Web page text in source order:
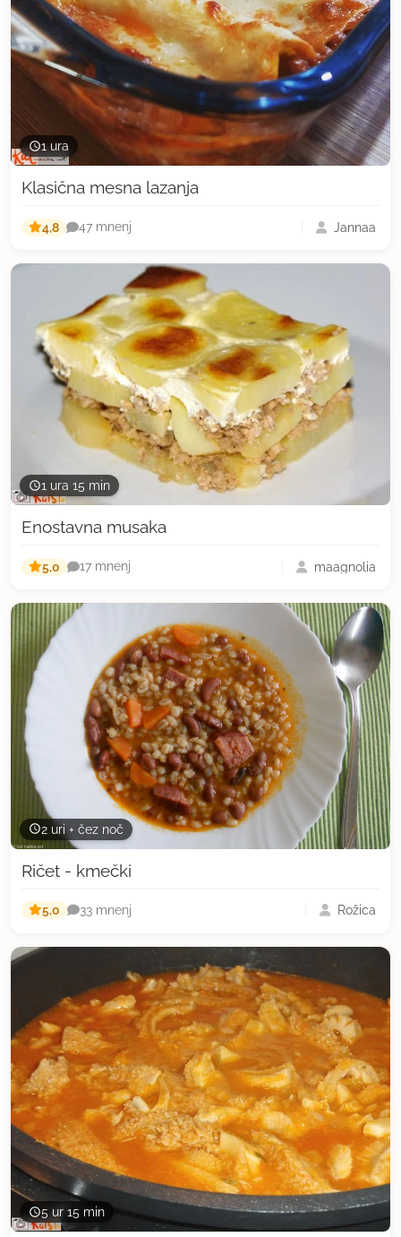
1 ura
Klasična mesna lazanja
4,8 47 mnenj Jannaa
1 ura 15 min
Enostavna musaka
5,0 17 mnenj maagnolia
2 uri + čez noč
Ričet - kmečki
5,0 33 mnenj Rožica
5 ur 15 min